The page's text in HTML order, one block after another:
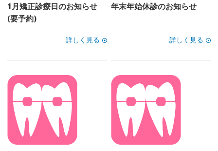
1月矯正診療日のお知らせ
(要予約)
詳しく見る
年末年始休診のお知らせ
詳しく見る